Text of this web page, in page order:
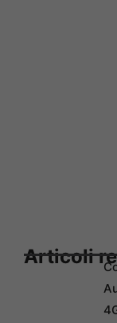
Articoli